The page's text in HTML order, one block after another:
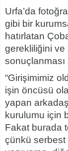
Urfa’da
gibi bir
hatırlatan
gerekliliğini ve
sonuçlanması
“Girişimimiz
işin öncüsü
yapan
kurulumu için
Fakat burada
çünkü serbest